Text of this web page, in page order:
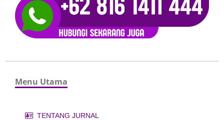
Menu Utama
TENTANG JURNAL